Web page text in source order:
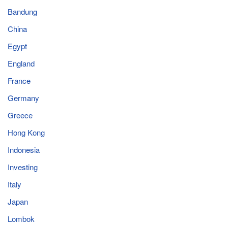
Bandung
China
Egypt
England
France
Germany
Greece
Hong Kong
Indonesia
Investing
Italy
Japan
Lombok